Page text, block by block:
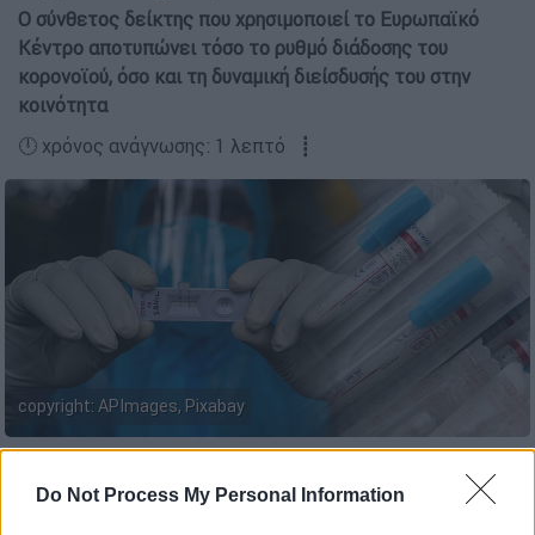
Do Not Process My Personal Information
Ο σύνθετος δείκτης που χρησιμοποιεί το Ευρωπαϊκό
Κέντρο αποτυπώνει τόσο το ρυθμό διάδοσης του
κορονοϊού, όσο και τη δυναμική διείσδυσής του στην
κοινότητα
🕛 χρόνος ανάγνωσης: 1 λεπτό ┋
copyright: APImages, Pixabay
Προσθέστε το ΕΘΝΟΣ στη Google